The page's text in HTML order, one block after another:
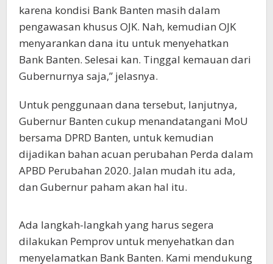
karena kondisi Bank Banten masih dalam
pengawasan khusus OJK. Nah, kemudian OJK
menyarankan dana itu untuk menyehatkan
Bank Banten. Selesai kan. Tinggal kemauan dari
Gubernurnya saja,” jelasnya.
Untuk penggunaan dana tersebut, lanjutnya,
Gubernur Banten cukup menandatangani MoU
bersama DPRD Banten, untuk kemudian
dijadikan bahan acuan perubahan Perda dalam
APBD Perubahan 2020. Jalan mudah itu ada,
dan Gubernur paham akan hal itu.
Ada langkah-langkah yang harus segera
dilakukan Pemprov untuk menyehatkan dan
menyelamatkan Bank Banten. Kami mendukung